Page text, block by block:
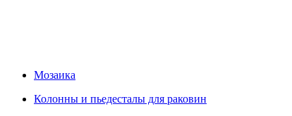
Мозаика
Колонны и пьедесталы для раковин